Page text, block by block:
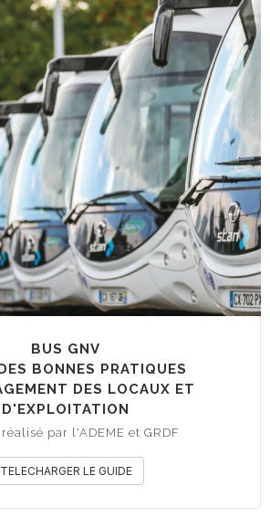
BUS GNV
BONNES PRATIQUES
DES LOCAUX ET
D'EXPLOITATION
par l'ADEME et GRDF
TELECHARGER LE GUIDE